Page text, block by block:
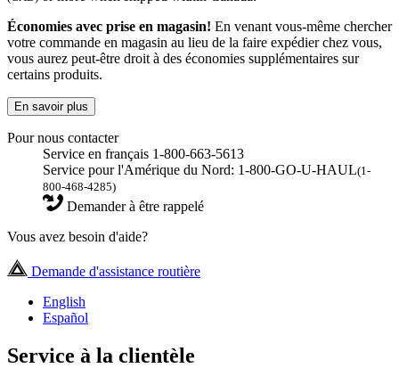
Économies avec prise en magasin! En venant vous-même chercher
votre commande en magasin au lieu de la faire expédier chez vous,
vous aurez peut-être droit à des économies supplémentaires sur
certains produits.
En savoir plus
Pour nous contacter
Service en français 1-800-663-5613
Service pour l'Amérique du Nord: 1-800-GO-U-HAUL(1-
800-468-4285)
Demander à être rappelé
Vous avez besoin d'aide?
Demande d'assistance routière
English
Español
Service à la clientèle